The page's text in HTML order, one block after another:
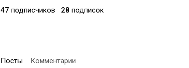
47 подписчиков 28 подписок
Посты Комментарии